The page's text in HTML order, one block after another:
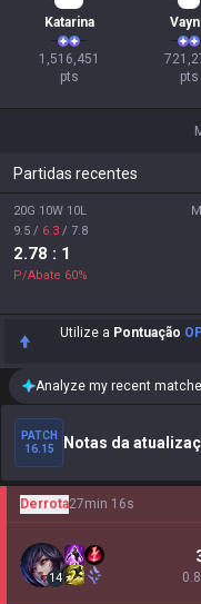
Katarina
1,516,451
pts
pts
Partidas recentes
20G 10W 10L
9.5 / 6.3 / 7.8
2.78 : 1
P/Abate 60%
Utilize a Pontuação
Analyze my recent
PATCH
16.15
Notas da
Derrota27min 16s
14